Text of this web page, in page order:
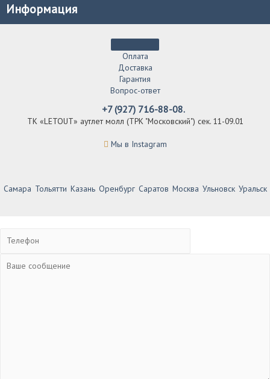
Информация
Оплата
Доставка
Гарантия
Вопрос-ответ
+7 (927) 716-88-08.
ТК «LETOUT» аутлет молл (ТРК "Московский") сек. 11-09.01
Мы в Instagram
Самара Тольятти Казань Оренбург Саратов Москва Ульновск Уральск